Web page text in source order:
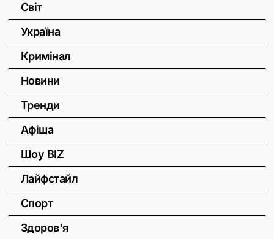
Світ
Україна
Кримінал
Новини
Тренди
Афіша
Шоу BIZ
Лайфстайл
Спорт
Здоров'я